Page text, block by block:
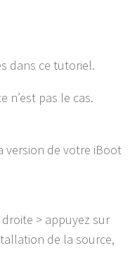
dans ce tutoriel.
n’est pas le cas.
version de votre iBoot
> appuyez sur
de la source,